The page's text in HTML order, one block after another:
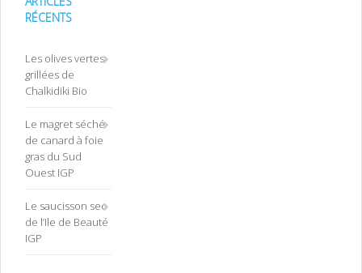
RÉCENTS
Les olives vertes
grillées de
Chalkidiki Bio
Le magret séché
de canard à foie
gras du Sud
Ouest IGP
Le saucisson sec
de l’Ile de Beauté
IGP